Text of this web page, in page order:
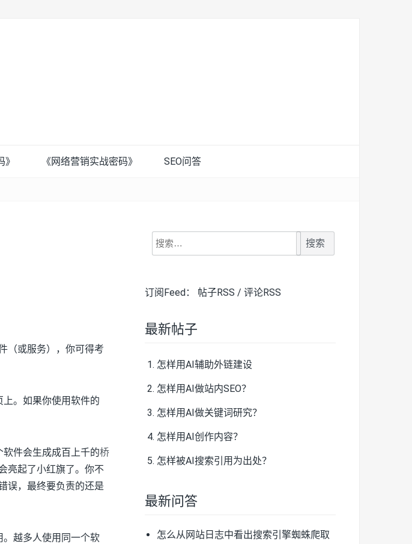
》 《网络营销实战密码》 SEO问答
（或服务），你可得考
。如果你使用软件的
件会生成成百上千的桥
亮起了小红旗了。你不
误，最终要负责的还是
越多人使用同一个软
搜
索：
订阅Feed： 帖子RSS / 评论RSS
最新帖子
怎样用AI辅助外链建设
怎样用AI做站内SEO？
怎样用AI做关键词研究？
怎样用AI创作内容？
怎样被AI搜索引用为出处？
最新问答
怎么从网站日志中看出搜索引擎蜘蛛爬取